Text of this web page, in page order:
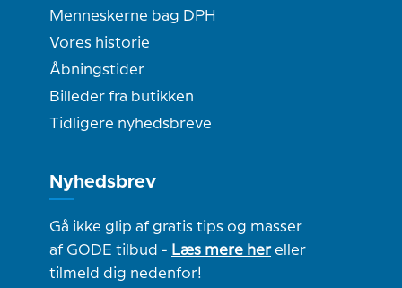
Menneskerne bag DPH
Vores historie
Åbningstider
Billeder fra butikken
Tidligere nyhedsbreve
Nyhedsbrev
Gå ikke glip af gratis tips og masser
af GODE tilbud - Læs mere hereller
tilmeld dig nedenfor!